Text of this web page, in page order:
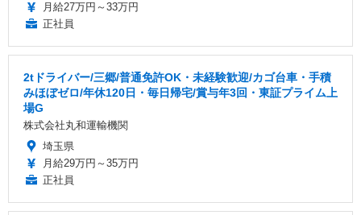
月給27万円～33万円
正社員
2tドライバー/三郷/普通免許OK・未経験歓迎/カゴ台車・手積
みほぼゼロ/年休120日・毎日帰宅/賞与年3回・東証プライム上
場G
株式会社丸和運輸機関
埼玉県
月給29万円～35万円
正社員